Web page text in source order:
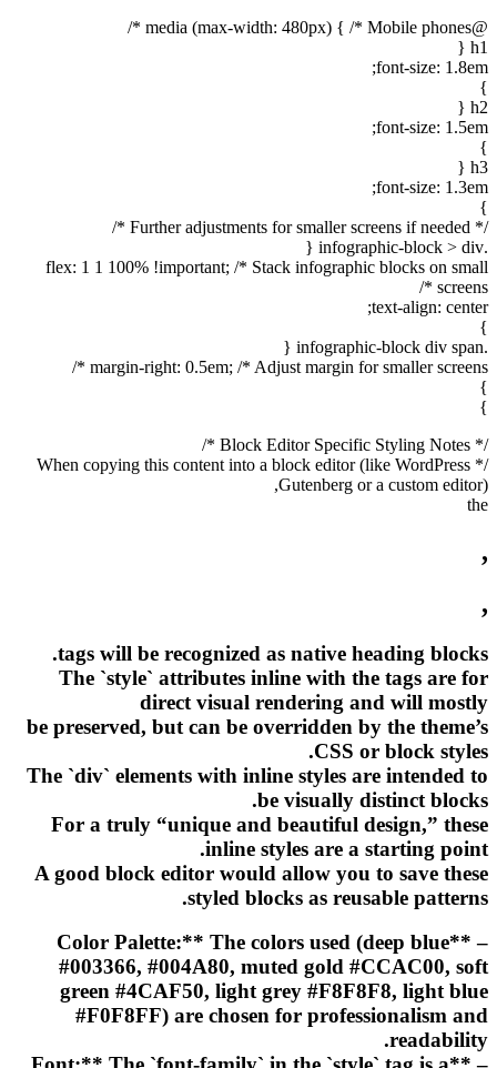
@media (max-width: 480px) { /* Mobile phones */
h1 {
font-size: 1.8em;
}
h2 {
font-size: 1.5em;
}
h3 {
font-size: 1.3em;
}
/* Further adjustments for smaller screens if needed */
.infographic-block > div {
flex: 1 1 100% !important; /* Stack infographic blocks on small
screens */
text-align: center;
}
.infographic-block div span {
margin-right: 0.5em; /* Adjust margin for smaller screens */
}
}
/* Block Editor Specific Styling Notes */
/* When copying this content into a block editor (like WordPress
Gutenberg or a custom editor),
the
,
,
tags will be recognized as native heading blocks.
The `style` attributes inline with the tags are for
direct visual rendering and will mostly
be preserved, but can be overridden by the theme’s
CSS or block styles.
The `div` elements with inline styles are intended to
be visually distinct blocks.
For a truly “unique and beautiful design,” these
inline styles are a starting point.
A good block editor would allow you to save these
styled blocks as reusable patterns.
– **Color Palette:** The colors used (deep blue
#003366, #004A80, muted gold #CCAC00, soft
green #4CAF50, light grey #F8F8F8, light blue
#F0F8FF) are chosen for professionalism and
readability.